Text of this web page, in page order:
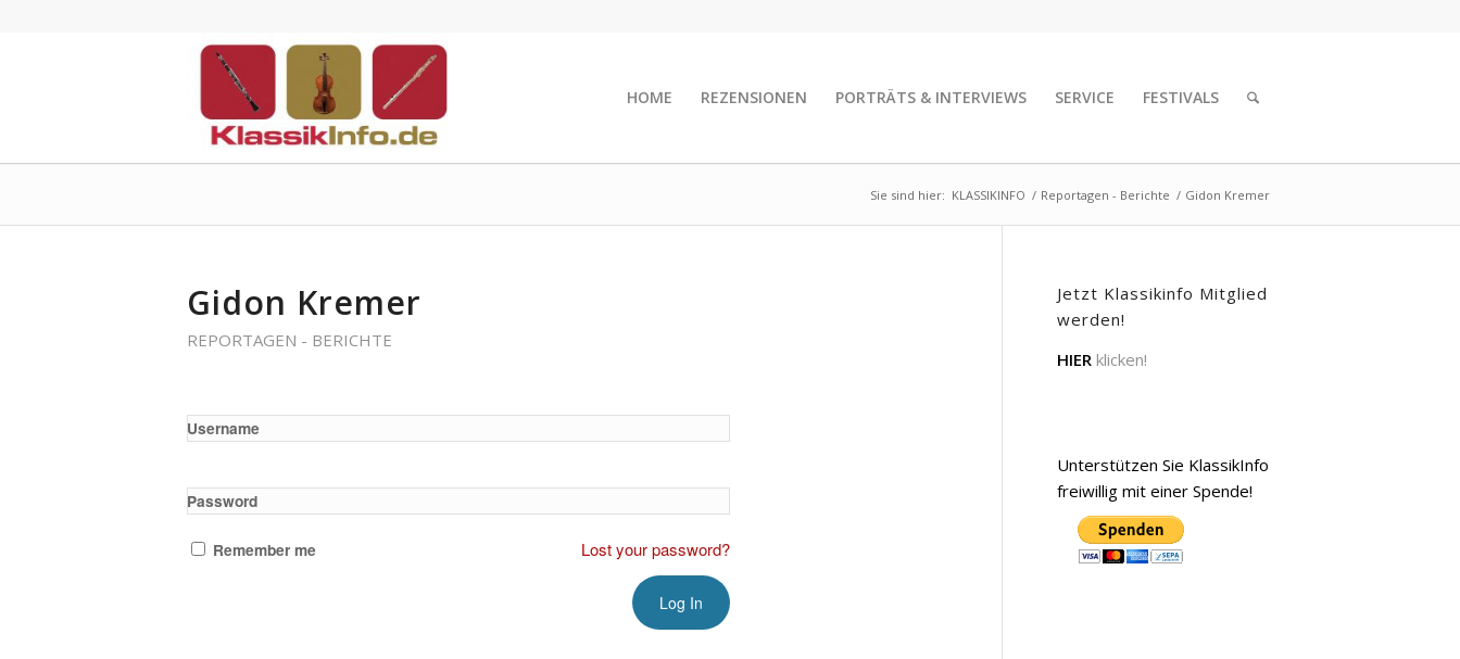
HOME REZENSIONEN PORTRÄTS & INTERVIEWS SERVICE FESTIVALS
Sie sind hier: KLASSIKINFO / Reportagen - Berichte / Gidon Kremer
Gidon Kremer
REPORTAGEN - BERICHTE
Username
Password
Remember me Lost your password?
Jetzt Klassikinfo Mitglied
werden!
HIER klicken!
Unterstützen Sie KlassikInfo
freiwillig mit einer Spende!